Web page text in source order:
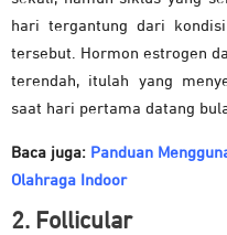
hari tergantung dari
tersebut. Hormon estrogen
terendah, itulah yang
saat hari pertama datang
Baca juga: Panduan
Olahraga Indoor
2. Follicular